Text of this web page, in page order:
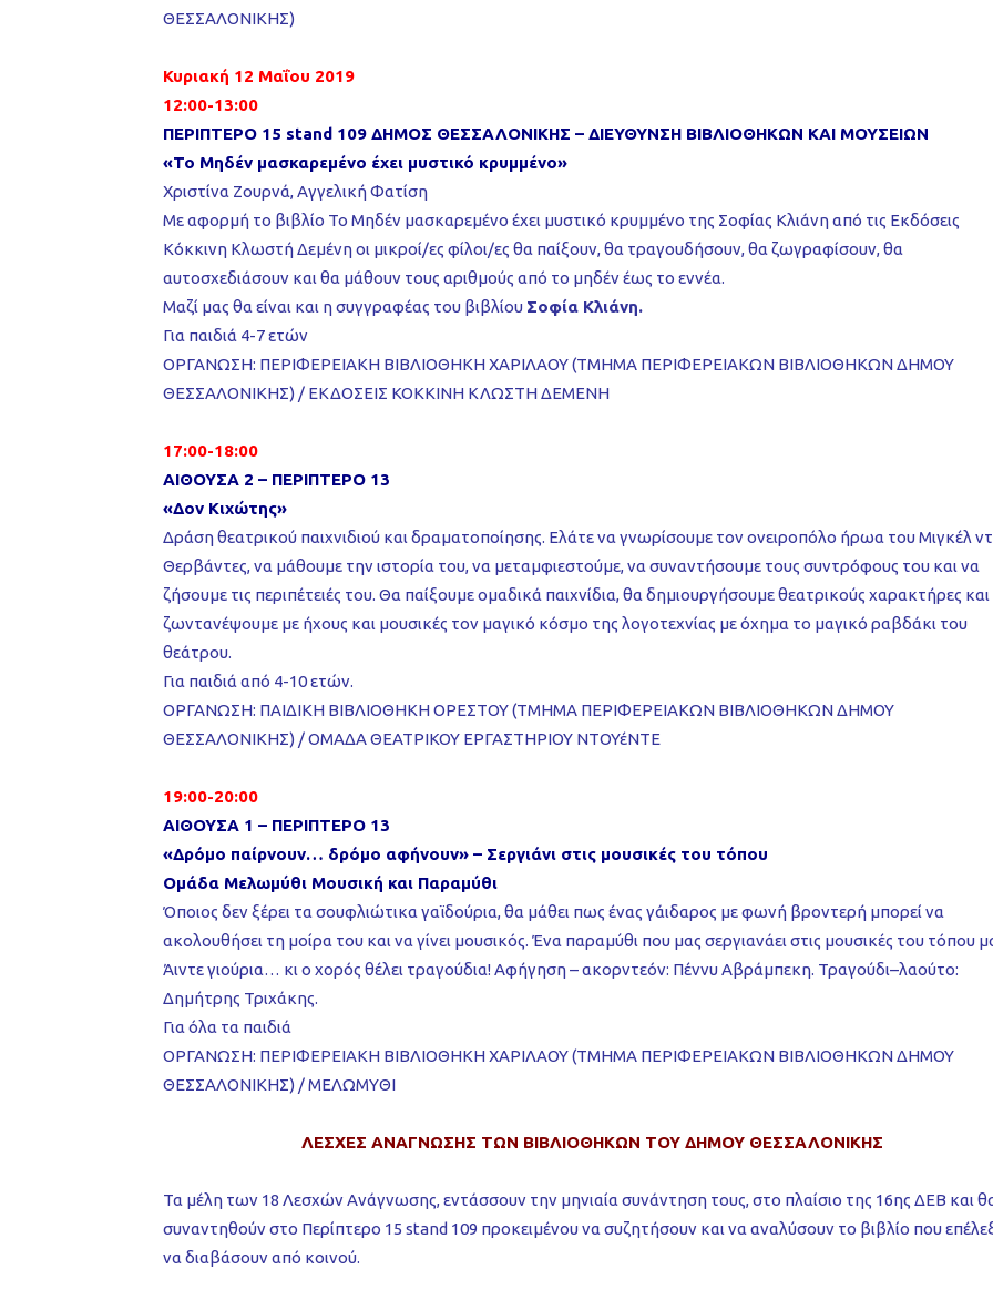
ΘΕΣΣΑΛΟΝΙΚΗΣ)
Κυριακή 12 Μαΐου 2019
12:00-13:00
ΠΕΡΙΠΤΕΡΟ 15 stand 109 ΔΗΜΟΣ ΘΕΣΣΑΛΟΝΙΚΗΣ – ΔΙΕΥΘΥΝΣΗ ΒΙΒΛΙΟΘΗΚΩΝ ΚΑΙ ΜΟΥΣΕΙΩΝ
«Το Μηδέν μασκαρεμένο έχει μυστικό κρυμμένο»
Χριστίνα Ζουρνά, Αγγελική Φατίση
Με αφορμή το βιβλίο Το Μηδέν μασκαρεμένο έχει μυστικό κρυμμένο της Σοφίας Κλιάνη από τις Εκδόσεις
Κόκκινη Κλωστή Δεμένη οι μικροί/ες φίλοι/ες θα παίξουν, θα τραγουδήσουν, θα ζωγραφίσουν, θα
αυτοσχεδιάσουν και θα μάθουν τους αριθμούς από το μηδέν έως το εννέα.
Μαζί μας θα είναι και η συγγραφέας του βιβλίου Σοφία Κλιάνη.
Για παιδιά 4-7 ετών
ΟΡΓΑΝΩΣΗ: ΠΕΡΙΦΕΡΕΙΑΚΗ ΒΙΒΛΙΟΘΗΚΗ ΧΑΡΙΛΑΟΥ (ΤΜΗΜΑ ΠΕΡΙΦΕΡΕΙΑΚΩΝ ΒΙΒΛΙΟΘΗΚΩΝ ΔΗΜΟΥ
ΘΕΣΣΑΛΟΝΙΚΗΣ) / ΕΚΔΟΣΕΙΣ ΚΟΚΚΙΝΗ ΚΛΩΣΤΗ ΔΕΜΕΝΗ
17:00-18:00
ΑΙΘΟΥΣΑ 2 – ΠΕΡΙΠΤΕΡΟ 13
«Δον Κιχώτης»
Δράση θεατρικού παιχνιδιού και δραματοποίησης. Ελάτε να γνωρίσουμε τον ονειροπόλο ήρωα του Μιγκέλ
Θερβάντες, να μάθουμε την ιστορία του, να μεταμφιεστούμε, να συναντήσουμε τους συντρόφους του και να
ζήσουμε τις περιπέτειές του. Θα παίξουμε ομαδικά παιχνίδια, θα δημιουργήσουμε θεατρικούς χαρακτήρες
ζωντανέψουμε με ήχους και μουσικές τον μαγικό κόσμο της λογοτεχνίας με όχημα το μαγικό ραβδάκι του
θεάτρου.
Για παιδιά από 4-10 ετών.
ΟΡΓΑΝΩΣΗ: ΠΑΙΔΙΚΗ ΒΙΒΛΙΟΘΗΚΗ ΟΡΕΣΤΟΥ (ΤΜΗΜΑ ΠΕΡΙΦΕΡΕΙΑΚΩΝ ΒΙΒΛΙΟΘΗΚΩΝ ΔΗΜΟΥ
ΘΕΣΣΑΛΟΝΙΚΗΣ) / ΟΜΑΔΑ ΘΕΑΤΡΙΚΟΥ ΕΡΓΑΣΤΗΡΙΟΥ ΝΤΟΥέΝΤΕ
19:00-20:00
ΑΙΘΟΥΣΑ 1 – ΠΕΡΙΠΤΕΡΟ 13
«Δρόμο παίρνουν… δρόμο αφήνουν» – Σεργιάνι στις μουσικές του τόπου
Ομάδα Μελωμύθι Μουσική και Παραμύθι
Όποιος δεν ξέρει τα σουφλιώτικα γαϊδούρια, θα μάθει πως ένας γάιδαρος με φωνή βροντερή μπορεί να
ακολουθήσει τη μοίρα του και να γίνει μουσικός. Ένα παραμύθι που μας σεργιανάει στις μουσικές του τόπου
Άιντε γιούρια… κι ο χορός θέλει τραγούδια! Αφήγηση – ακορντεόν: Πέννυ Αβράμπεκη. Τραγούδι–λαούτο:
Δημήτρης Τριχάκης.
Για όλα τα παιδιά
ΟΡΓΑΝΩΣΗ: ΠΕΡΙΦΕΡΕΙΑΚΗ ΒΙΒΛΙΟΘΗΚΗ ΧΑΡΙΛΑΟΥ (ΤΜΗΜΑ ΠΕΡΙΦΕΡΕΙΑΚΩΝ ΒΙΒΛΙΟΘΗΚΩΝ ΔΗΜΟΥ
ΘΕΣΣΑΛΟΝΙΚΗΣ) / ΜΕΛΩΜΥΘΙ
ΛΕΣΧΕΣ ΑΝΑΓΝΩΣΗΣ ΤΩΝ ΒΙΒΛΙΟΘΗΚΩΝ ΤΟΥ ΔΗΜΟΥ ΘΕΣΣΑΛΟΝΙΚΗΣ
Τα μέλη των 18 Λεσχών Ανάγνωσης, εντάσσουν την μηνιαία συνάντηση τους, στο πλαίσιο της 16ης ΔΕΒ και
συναντηθούν στο Περίπτερο 15 stand 109 προκειμένου να συζητήσουν και να αναλύσουν το βιβλίο που
να διαβάσουν από κοινού.